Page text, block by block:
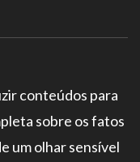
conteúdos para
sobre os fatos
um olhar sensível